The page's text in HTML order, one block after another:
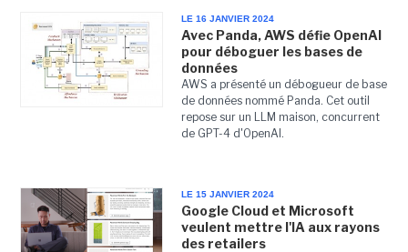
LE 16 JANVIER 2024
Avec Panda, AWS défie OpenAI
pour déboguer les bases de
données
AWS a présenté un débogueur de base
de données nommé Panda. Cet outil
repose sur un LLM maison, concurrent
de GPT-4 d'OpenAI.
LE 15 JANVIER 2024
Google Cloud et Microsoft
veulent mettre l'IA aux rayons
des retailers